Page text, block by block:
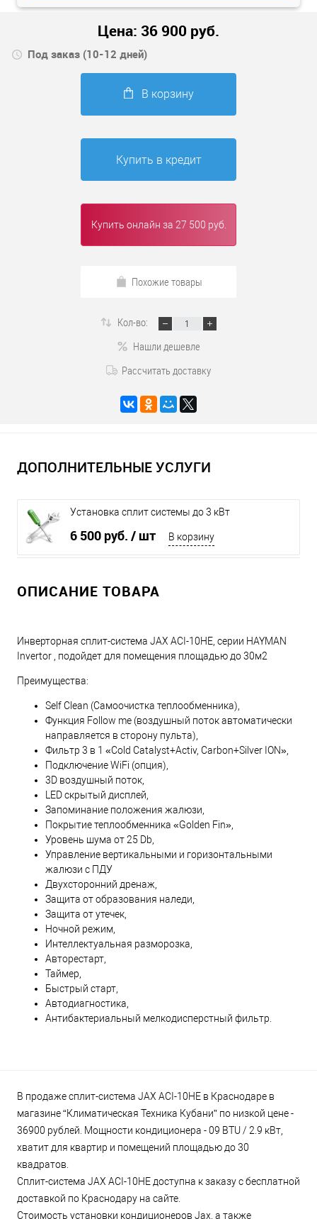
Цена: 36 900 руб.
Под заказ (10-12 дней)
В корзину
Купить в кредит
Купить онлайн за 27 500 руб.
Похожие товары
Кол-во:
Нашли дешевле
Рассчитать доставку
ДОПОЛНИТЕЛЬНЫЕ УСЛУГИ
Установка сплит системы до 3 кВт
6 500 руб. / шт В корзину
ОПИСАНИЕ ТОВАРА
Инверторная сплит-система JAX ACI-10HE, серии HAYMAN
Invertor , подойдет для помещения площадью до 30м2
Преимущества:
Self Clean (Самоочистка теплообменника),
Функция Follow me (воздушный поток автоматически
направляется в сторону пульта),
Фильтр 3 в 1 «Cold Catalyst+Activ, Carbon+Silver ION»,
Подключение WiFi (опция),
3D воздушный поток,
LED скрытый дисплей,
Запоминание положения жалюзи,
Покрытие теплообменника «Golden Fin»,
Уровень шума от 25 Db,
Управление вертикальными и горизонтальными
жалюзи с ПДУ
Двухсторонний дренаж,
Защита от образования наледи,
Защита от утечек,
Ночной режим,
Интеллектуальная разморозка,
Авторестарт,
Таймер,
Быстрый старт,
Автодиагностика,
Антибактериальный мелкодисперстный фильтр.
В продаже сплит-система JAX ACI-10HE в Краснодаре в
магазине “Климатическая Техника Кубани” по низкой цене -
36900 рублей. Мощности кондиционера - 09 BTU / 2.9 кВт,
хватит для квартир и помещений площадью до 30
квадратов.
Сплит-система JAX ACI-10HE доступна к заказу с бесплатной
доставкой по Краснодару на сайте.
Стоимость установки кондиционеров Jax, а также